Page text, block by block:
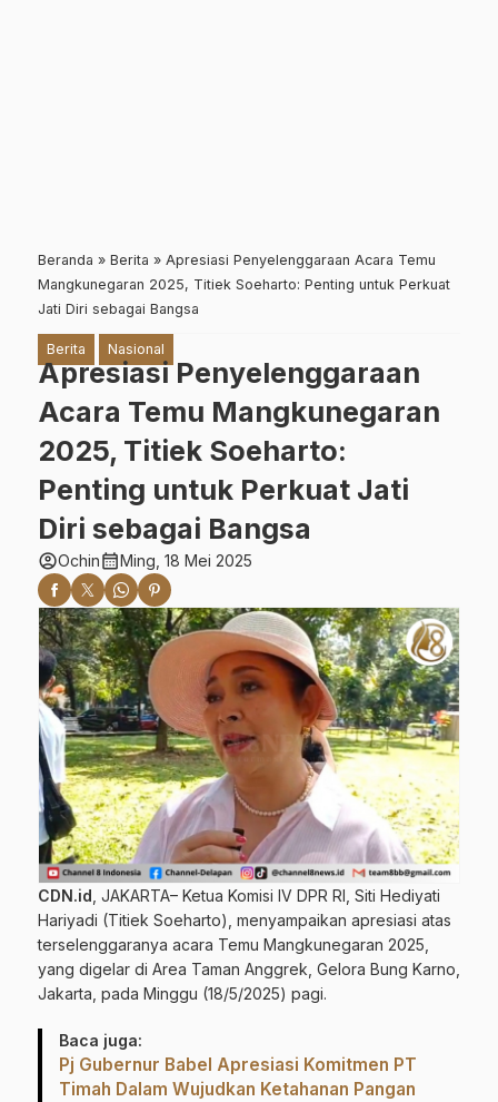
Beranda » Berita » Apresiasi Penyelenggaraan Acara Temu
Mangkunegaran 2025, Titiek Soeharto: Penting untuk Perkuat
Jati Diri sebagai Bangsa
Berita Nasional
Apresiasi Penyelenggaraan
Acara Temu Mangkunegaran
2025, Titiek Soeharto:
Penting untuk Perkuat Jati
Diri sebagai Bangsa
account_circleOchincalendar_monthMing, 18 Mei 2025
CDN.id , JAKARTA– Ketua Komisi IV DPR RI, Siti Hediyati
Hariyadi (Titiek Soeharto), menyampaikan apresiasi atas
terselenggaranya acara Temu Mangkunegaran 2025,
yang digelar di Area Taman Anggrek, Gelora Bung Karno,
Jakarta, pada Minggu (18/5/2025) pagi.
Baca juga:
Pj Gubernur Babel Apresiasi Komitmen PT
Timah Dalam Wujudkan Ketahanan Pangan